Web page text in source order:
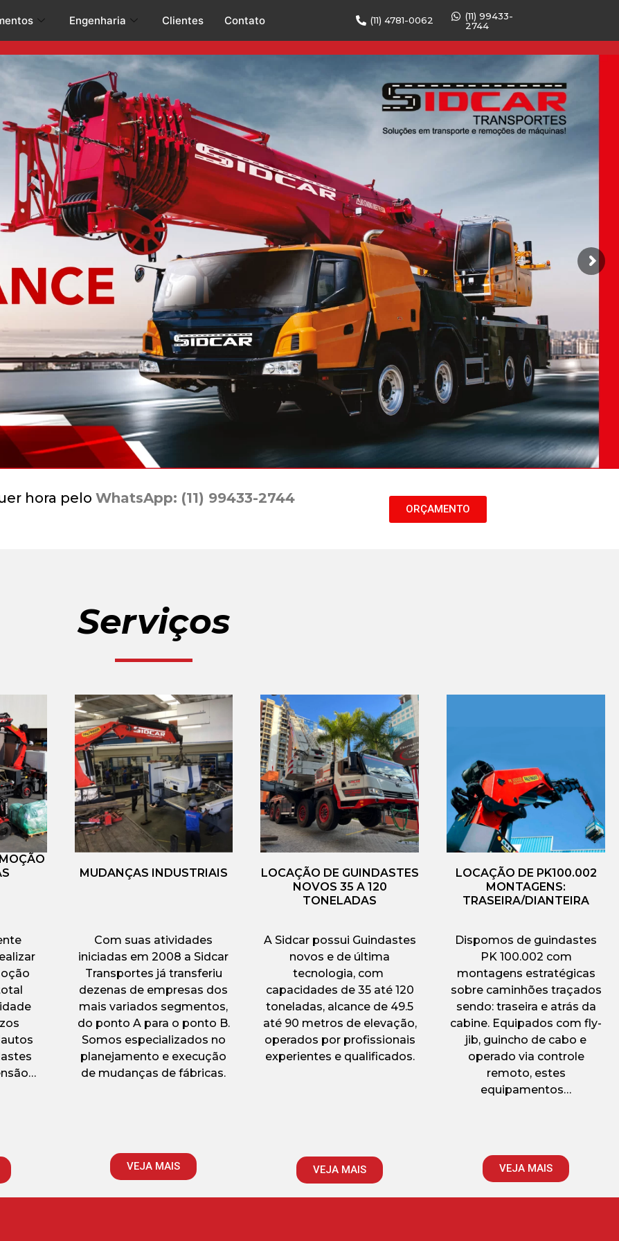
Engenharia Clientes Contato (11) 4781-0062
(11) 99433-
2744
hora peloWhatsApp: (11) 99433-2744
ORÇAMENTO
Serviços
MUDANÇAS INDUSTRIAIS
LOCAÇÃO DE GUINDASTES
NOVOS 35 A 120
TONELADAS
LOCAÇÃO DE PK100.002
MONTAGENS:
TRASEIRA/DIANTEIRA
Com suas atividades
iniciadas em 2008 a Sidcar
Transportes já transferiu
dezenas de empresas dos
mais variados segmentos,
do ponto A para o ponto B.
Somos especializados no
planejamento e execução
de mudanças de fábricas.
A Sidcar possui Guindastes
novos e de última
tecnologia, com
capacidades de 35 até 120
toneladas, alcance de 49.5
até 90 metros de elevação,
operados por profissionais
experientes e qualificados.
Dispomos de guindastes
PK 100.002 com
montagens estratégicas
sobre caminhões traçados
sendo: traseira e atrás da
cabine. Equipados com fly-
jib, guincho de cabo e
operado via controle
remoto, estes
equipamentos…
VEJA MAIS VEJA MAIS VEJA MAIS